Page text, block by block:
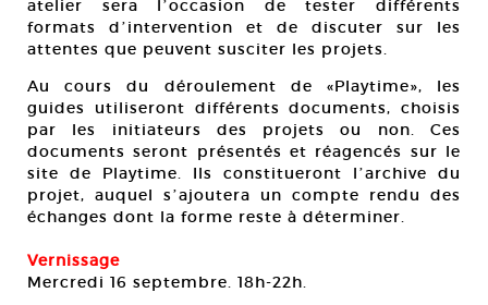
atelier sera lʼoccasion de tester différents
formats dʼintervention et de discuter sur les
attentes que peuvent susciter les projets.
Au cours du déroulement de «Playtime», les
guides utiliseront différents documents, choisis
par les initiateurs des projets ou non. Ces
documents seront présentés et réagencés sur le
site de Playtime. Ils constitueront lʼarchive du
projet, auquel sʼajoutera un compte rendu des
échanges dont la forme reste à déterminer.
Vernissage
Mercredi 16 septembre. 18h-22h.